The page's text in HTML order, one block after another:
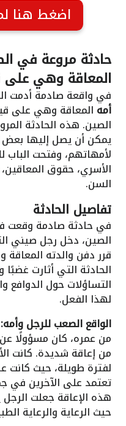
اضغط هنا
حادثة مروعة في
المعاقة وهي على
في واقعة صادمة أدمت
أمه المعاقة وهي على
الصين. هذه الحادثة
يمكن أن يصل إليها بعض
لأمهاتهم، وفتحت
الأسري، حقوق
السن.
تفاصيل الحادثة
في حادثة صادمة وقعت
الصين، دخل رجل صيني
قرر دفن والدته
الحادثة التي أثارت غضبًا
التساؤلات حول الدوافع
لهذا الفعل.
الواقع الصعب للرجل وأمه:
من عمره، كان مسؤولًا عن
من إعاقة شديدة. كانت
لفترة طويلة، حيث
تعتمد على الآخرين في
هذه الإعاقة جعلت
حيث الرعاية والرعاية